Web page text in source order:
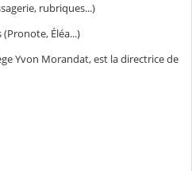
rubriques...)
Éléa...)
Yvon Morandat, est la directrice de